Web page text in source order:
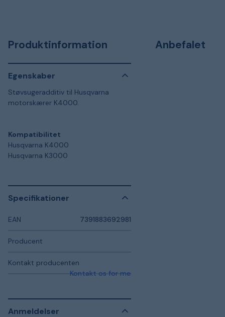
Produktinformation
Egenskaber
Støvsugeradditiv til Husqvarna
motorskærer K4000.
Kompatibilitet
Husqvarna K4000
Husqvarna K3000
Specifikationer
EAN 7391883692981
Producent
Kontakt producenten
Kontakt os for mere information
Anmeldelser
Anbefalet